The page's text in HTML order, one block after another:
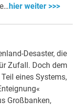
hier weiter >>>
Desaster, die
Zufall. Doch dem
eines Systems,
Großbanken,